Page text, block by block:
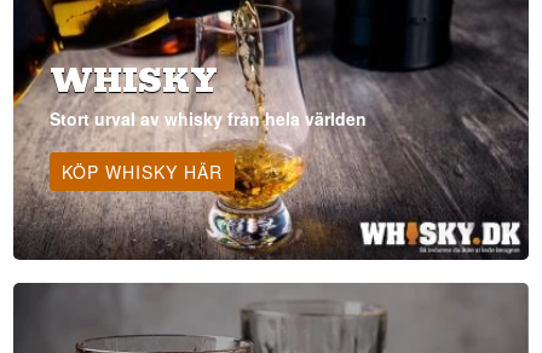
WHISKY
Stort urval av whisky från hela världen
KÖP WHISKY HÄR